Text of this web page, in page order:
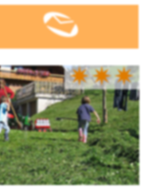
✷✷✷